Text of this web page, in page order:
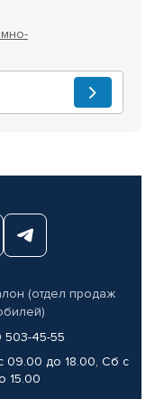
(отдел продаж
503-45-55
09.00 до 18.00, Сб с
15.00